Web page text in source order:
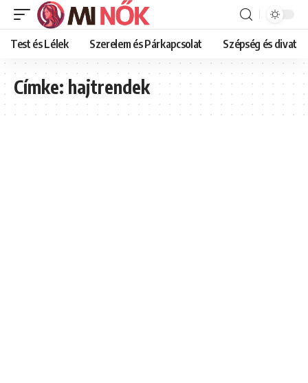
Test és Lélek Szerelem és Párkapcsolat Szépség és divat
Címke:hajtrendek